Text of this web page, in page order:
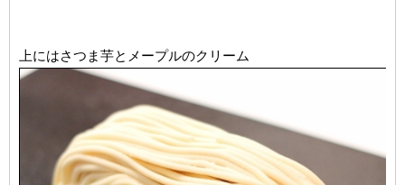
上にはさつま芋とメープルのクリーム